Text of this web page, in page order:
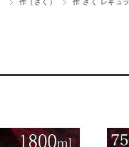
作（ざく） 作 ざく レギュ